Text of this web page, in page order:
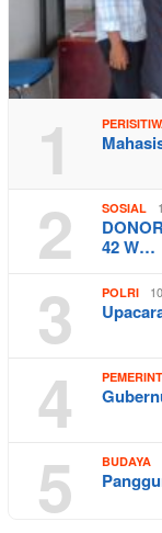
1
2 SOSIAL
42 W…
3 POLRI
4
5 BUDAYA